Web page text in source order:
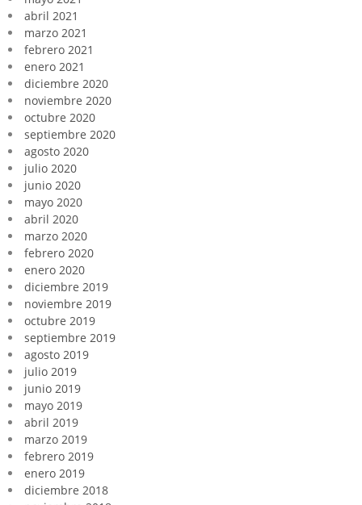
abril 2021
marzo 2021
febrero 2021
enero 2021
diciembre 2020
noviembre 2020
octubre 2020
septiembre 2020
agosto 2020
julio 2020
junio 2020
mayo 2020
abril 2020
marzo 2020
febrero 2020
enero 2020
diciembre 2019
noviembre 2019
octubre 2019
septiembre 2019
agosto 2019
julio 2019
junio 2019
mayo 2019
abril 2019
marzo 2019
febrero 2019
enero 2019
diciembre 2018